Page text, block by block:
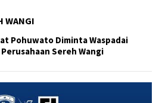
WANGI
Pohuwato Diminta Waspadai
Sereh Wangi